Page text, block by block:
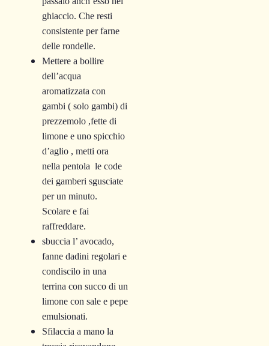
ghiaccio. Che resti
consistente per farne
delle rondelle.
Mettere a bollire
dell’acqua
aromatizzata con
gambi ( solo gambi) di
prezzemolo ,fette di
limone e uno spicchio
d’aglio , metti ora
nella pentola le code
dei gamberi sgusciate
per un minuto.
Scolare e fai
raffreddare.
sbuccia l’ avocado,
fanne dadini regolari e
condiscilo in una
terrina con succo di un
limone con sale e pepe
emulsionati.
Sfilaccia a mano la